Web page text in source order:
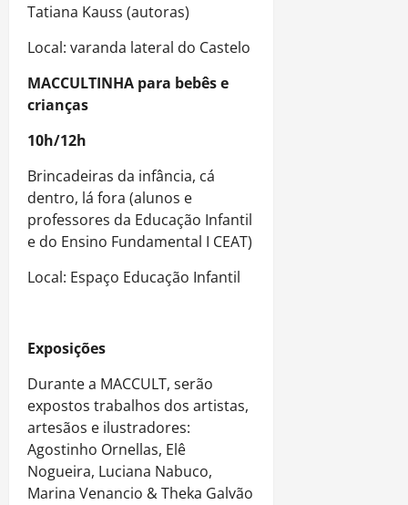
Tatiana Kauss (autoras)
Local: varanda lateral do Castelo
MACCULTINHA para bebês e
crianças
10h/12h
Brincadeiras da infância, cá
dentro, lá fora (alunos e
professores da Educação Infantil
e do Ensino Fundamental I CEAT)
Local: Espaço Educação Infantil
Exposições
Durante a MACCULT, serão
expostos trabalhos dos artistas,
artesãos e ilustradores:
Agostinho Ornellas, Elê
Nogueira, Luciana Nabuco,
Marina Venancio & Theka Galvão